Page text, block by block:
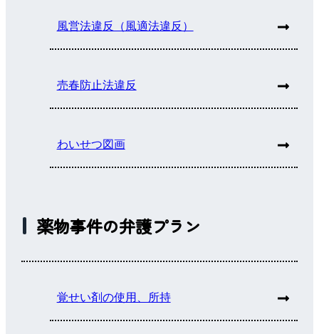
風営法違反（風適法違反）
売春防止法違反
わいせつ図画
薬物事件の弁護プラン
覚せい剤の使用、所持